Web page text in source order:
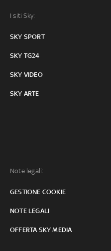
I siti Sky:
SKY SPORT
SKY TG24
SKY VIDEO
SKY ARTE
Note legali:
GESTIONE COOKIE
NOTE LEGALI
OFFERTA SKY MEDIA